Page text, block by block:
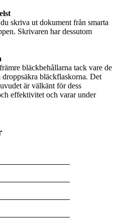
skriva ut dokument från smarta
Skrivaren har dessutom
bläckbehållarna tack vare de
bläckflaskorna. Det
är välkänt för dess
effektivitet och varar under